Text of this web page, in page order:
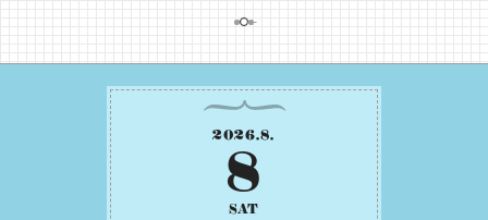
2026.8.
8
SAT